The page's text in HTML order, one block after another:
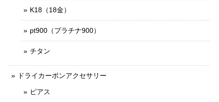
K18（18金）
pt900（プラチナ900）
チタン
ドライカーボンアクセサリー
ピアス